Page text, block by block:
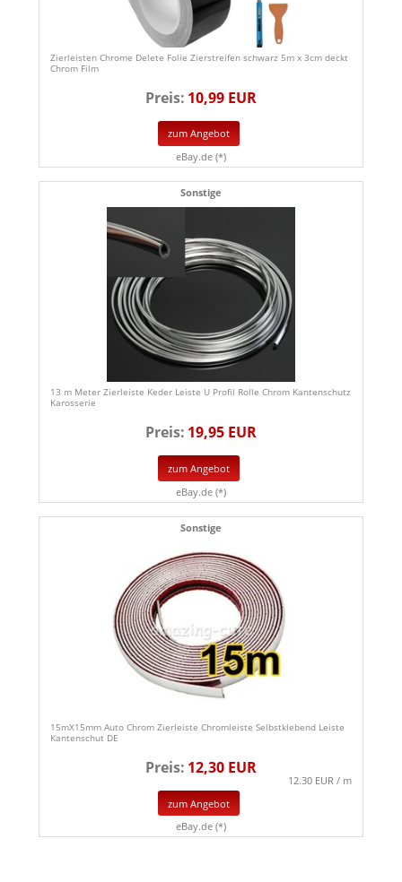
Zierleisten Chrome Delete Folie Zierstreifen schwarz 5m x 3cm deckt
Chrom Film
Preis: 10,99 EUR
zum Angebot
eBay.de (*)
Sonstige
13 m Meter Zierleiste Keder Leiste U Profil Rolle Chrom Kantenschutz
Karosserie
Preis: 19,95 EUR
zum Angebot
eBay.de (*)
Sonstige
15mX15mm Auto Chrom Zierleiste Chromleiste Selbstklebend Leiste
Kantenschut DE
Preis: 12,30 EUR
12.30 EUR / m
zum Angebot
eBay.de (*)